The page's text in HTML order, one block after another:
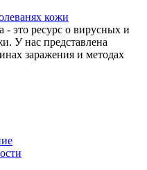
кожи
- это ресурс о вирусных и
У нас представлена
заражения и методах